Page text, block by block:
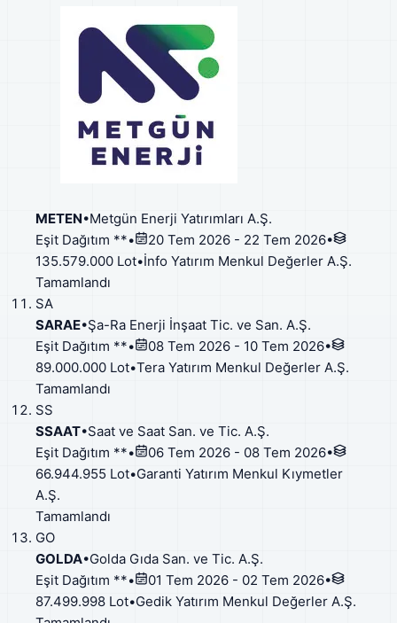
METEN•Metgün Enerji Yatırımları A.Ş.
Eşit Dağıtım **• 20 Tem 2026 - 22 Tem 2026•
135.579.000 Lot•İnfo Yatırım Menkul Değerler A.Ş.
Tamamlandı
SA
SARAE•Şa-Ra Enerji İnşaat Tic. ve San. A.Ş.
Eşit Dağıtım **• 08 Tem 2026 - 10 Tem 2026•
89.000.000 Lot•Tera Yatırım Menkul Değerler A.Ş.
Tamamlandı
SS
SSAAT•Saat ve Saat San. ve Tic. A.Ş.
Eşit Dağıtım **• 06 Tem 2026 - 08 Tem 2026•
66.944.955 Lot•Garanti Yatırım Menkul Kıymetler
A.Ş.
Tamamlandı
GO
GOLDA•Golda Gıda San. ve Tic. A.Ş.
Eşit Dağıtım **• 01 Tem 2026 - 02 Tem 2026•
87.499.998 Lot•Gedik Yatırım Menkul Değerler A.Ş.